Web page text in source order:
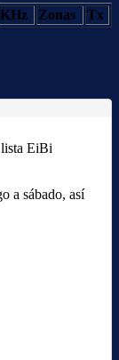
KHz Zonas Tx
lista EiBi
a sábado, así